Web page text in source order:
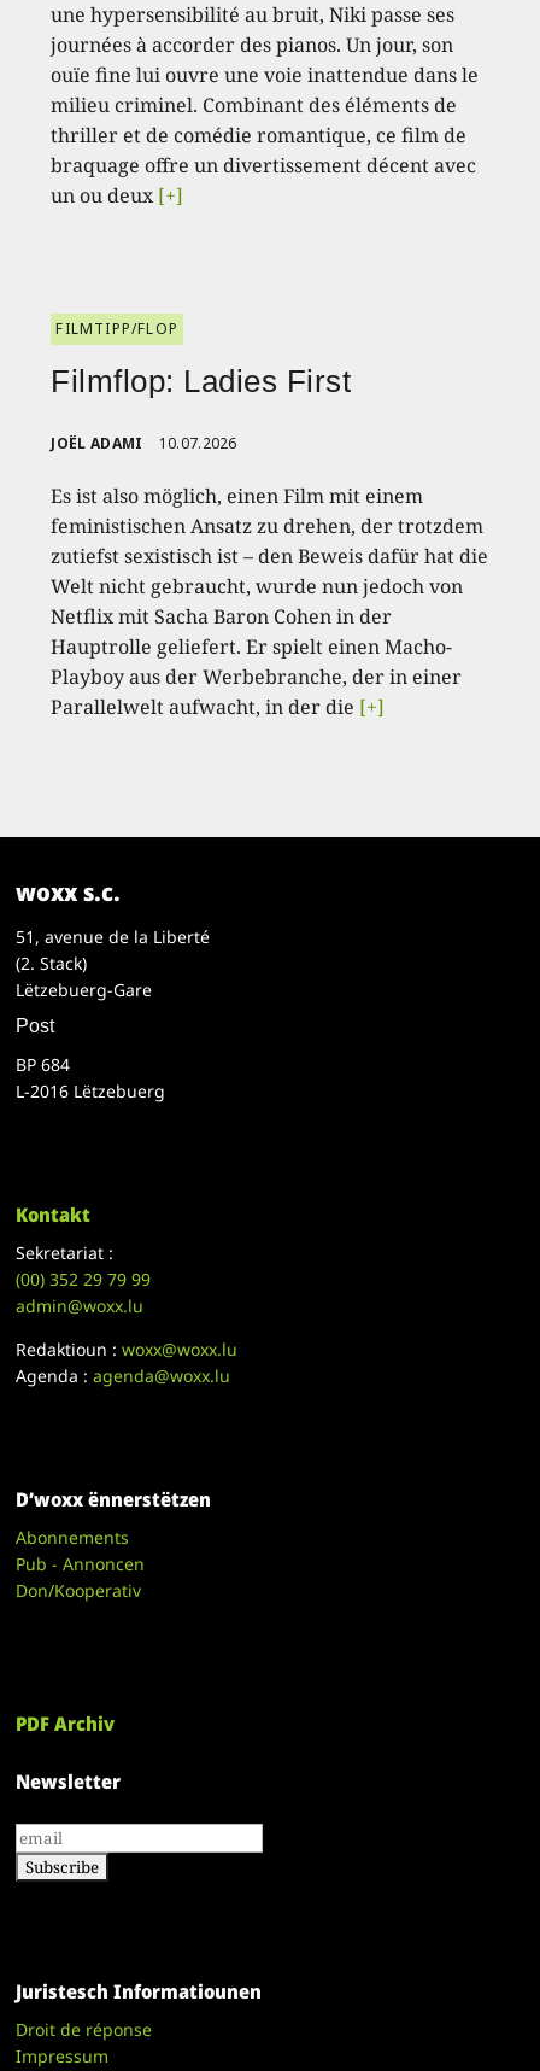
une hypersensibilité au bruit, Niki passe ses
journées à accorder des pianos. Un jour, son
ouïe fine lui ouvre une voie inattendue dans le
milieu criminel. Combinant des éléments de
thriller et de comédie romantique, ce film de
braquage offre un divertissement décent avec
un ou deux[+]
FILMTIPP/FLOP
Filmflop: Ladies First
JOËL ADAMI 10.07.2026
Es ist also möglich, einen Film mit einem
feministischen Ansatz zu drehen, der trotzdem
zutiefst sexistisch ist – den Beweis dafür hat die
Welt nicht gebraucht, wurde nun jedoch von
Netflix mit Sacha Baron Cohen in der
Hauptrolle geliefert. Er spielt einen Macho-
Playboy aus der Werbebranche, der in einer
Parallelwelt aufwacht, in der die [+]
woxx s.c.
51, avenue de la Liberté
(2. Stack)
Lëtzebuerg-Gare
Post
BP 684
L-2016 Lëtzebuerg
Kontakt
Sekretariat :
(00)352 29 79 99
admin@woxx.lu
Redaktioun :woxx@woxx.lu
Agenda :agenda@woxx.lu
D’woxx ënnerstëtzen
Abonnements
Pub - Annoncen
Don/Kooperativ
PDF Archiv
Newsletter
Juristesch Informatiounen
Droit de réponse
Impressum